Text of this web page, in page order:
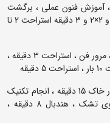
، یادگیری فنون 15 دقیقه ، آموزش فنون عملی ، برگشت
به حالت اولیه 3 دقیقه ، کار کردن در خاک 2×1 و 2×2 و 3 دقیقه استراحت 2 تا
روز چهارشنبه : نرمش 12 دقیقه ، بازی 10دقیقه ، مرور فن ، استراحت 3 دقیقه ،
روز جمعه : نرمش 15 دقیقه ، آموزش تکنیک در خاک 15 دقیقه ، انجام تکنیک
3 × 3 ، استراحت 15 دقیقه ، بازی راگبی روی تشک ، هندبال 8 دقیقه ،